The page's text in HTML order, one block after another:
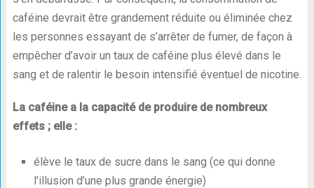
caféine devrait être grandement réduite ou éliminée chez
les personnes essayant de s’arrêter de fumer, de façon à
empêcher d’avoir un taux de caféine plus élevé dans le
sang et de ralentir le besoin intensifié éventuel de nicotine.
La caféine a la capacité de produire de nombreux
effets ; elle :
élève le taux de sucre dans le sang (ce qui donne
l’illusion d’une plus grande énergie)